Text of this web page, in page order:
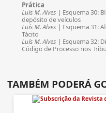
Prática
Luís M. Alves | Esquema 30:
depósito de veículos
Luís M. Alves | Esquema 31:
Tácito
Luís M. Alves | Esquema 32:
Código de Processo nos
TAMBÉM PODERÁ